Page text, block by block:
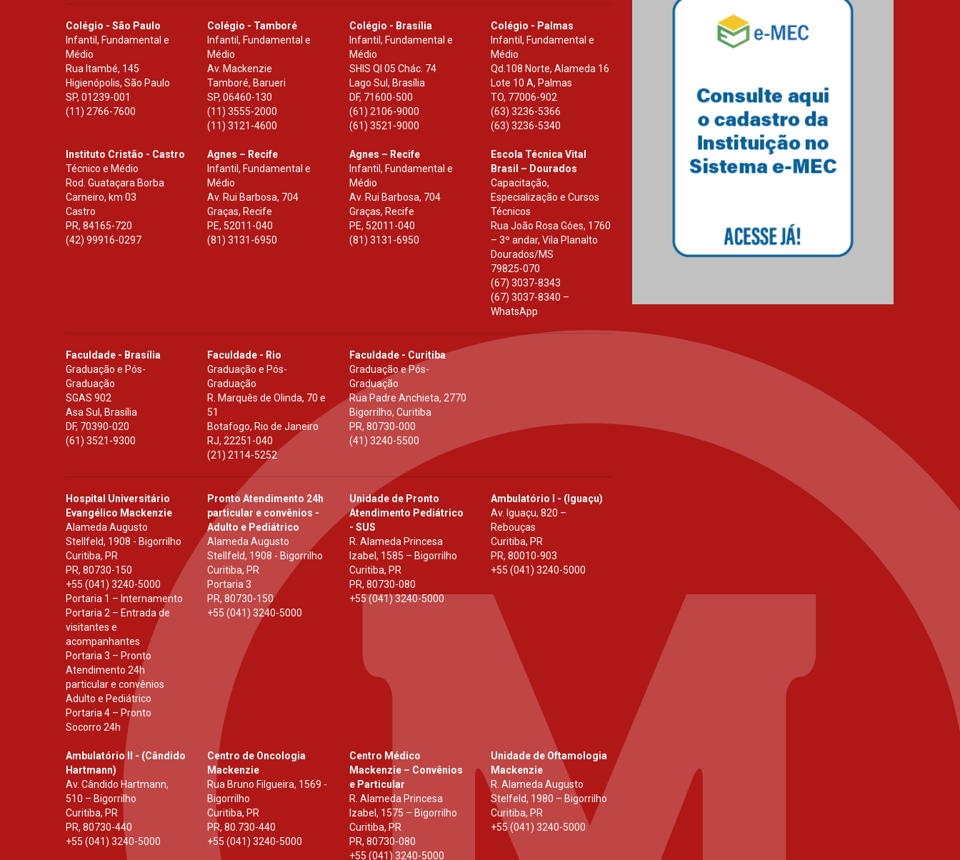
Colégio - São Paulo
Infantil, Fundamental e
Médio
Rua Itambé, 145
Higienópolis, São Paulo
SP, 01239-001
(11) 2766-7600
Colégio - Tamboré
Infantil, Fundamental e
Médio
Av. Mackenzie
Tamboré, Barueri
SP,06460-130
(11) 3555-2000
(11) 3121-4600
Colégio - Brasília
Infantil, Fundamental e
Médio
SHIS Ql 05 Chác. 74
Lago Sul, Brasília
DF, 71600-500
(61) 2106-9000
(61) 3521-9000
Colégio - Palmas
Infantil, Fundamental e
Médio
Qd.108 Norte, Alameda 16
Lote 10 A, Palmas
TO, 77006-902
(63) 3236-5366
(63) 3236-5340
Instituto Cristão - Castro
Técnico e Médio
Rod. Guataçara Borba
Carneiro, km 03
Castro
PR, 84165-720
(42) 99916-0297
Agnes – Recife
Infantil, Fundamental e
Médio
Av. Rui Barbosa, 704
Graças, Recife
PE, 52011-040
(81) 3131-6950
Agnes – Recife
Infantil, Fundamental e
Médio
Av. Rui Barbosa, 704
Graças, Recife
PE, 52011-040
(81) 3131-6950
Escola Técnica Vital
Brasil – Dourados
Capacitação,
Especialização e Cursos
Técnicos
Rua João Rosa Góes, 1760
– 3º andar, Vila Planalto
Dourados/MS
79825-070
(67) 3037-8343
(67) 3037-8340 –
WhatsApp
Faculdade - Brasília
Graduação e Pós-
Graduação
SGAS 902
Asa Sul, Brasília
DF, 70390-020
(61) 3521-9300
Faculdade - Rio
Graduação e Pós-
Graduação
R. Marquês de Olinda, 70 e
51
Botafogo, Rio de Janeiro
RJ,22251-040
(21) 2114-5252
Faculdade - Curitiba
Graduação e Pós-
Graduação
Rua Padre Anchieta, 2770
Bigorrilho, Curitiba
PR, 80730-000
(41) 3240-5500
Hospital Universitário
Evangélico Mackenzie
Alameda Augusto
Stellfeld, 1908 - Bigorrilho
Curitiba, PR
PR, 80730-150
+55 (041) 3240-5000
Portaria 1 – Internamento
Portaria 2 – Entrada de
visitantes e
acompanhantes
Portaria 3 – Pronto
Atendimento 24h
particular e convênios
Adulto e Pediátrico
Portaria 4 – Pronto
Socorro 24h
Pronto Atendimento 24h
particular e convênios -
Adulto e Pediátrico
Alameda Augusto
Stellfeld, 1908 - Bigorrilho
Curitiba, PR
Portaria 3
PR,80730-150
+55 (041) 3240-5000
Unidade de Pronto
Atendimento Pediátrico
- SUS
R. Alameda Princesa
Izabel, 1585 – Bigorrilho
Curitiba, PR
PR, 80730-080
+55 (041) 3240-5000
Ambulatório I - (Iguaçu)
Av. Iguaçu, 820 –
Rebouças
Curitiba, PR
PR, 80010-903
+55 (041) 3240-5000
Ambulatório II - (Cândido
Hartmann)
Av. Cândido Hartmann,
510 – Bigorrilho
Curitiba, PR
PR, 80730-440
+55 (041) 3240-5000
Centro de Oncologia
Mackenzie
Rua Bruno Filgueira, 1569 -
Bigorrilho
Curitiba, PR
PR,80.730-440
+55 (041) 3240-5000
Centro Médico
Mackenzie – Convênios
e Particular
R. Alameda Princesa
Izabel, 1575 – Bigorrilho
Curitiba, PR
PR, 80730-080
+55 (041) 3240-5000
Unidade de Oftamologia
Mackenzie
R. Alameda Augusto
Stelfeld, 1980 – Bigorrilho
Curitiba, PR
+55 (041) 3240-5000